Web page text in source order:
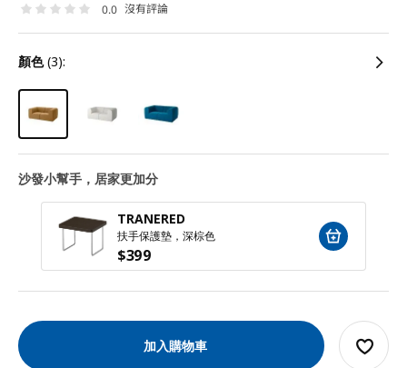
0.0 沒有評論
顏色(3):
沙發小幫手，居家更加分
TRANERED
扶手保護墊，深棕色
$399
加入購物車